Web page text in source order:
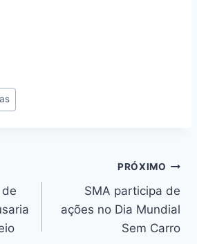
PRÓXIMO
SMA participa de
ações no Dia Mundial
Sem Carro